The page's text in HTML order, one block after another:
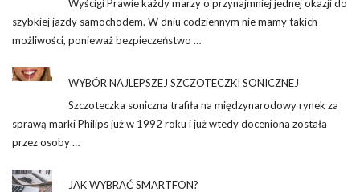
Wyścigi Prawie każdy marzy o przynajmniej jednej okazji do
szybkiej jazdy samochodem. W dniu codziennym nie mamy takich
możliwości, ponieważ bezpieczeństwo …
WYBÓR NAJLEPSZEJ SZCZOTECZKI SONICZNEJ
Szczoteczka soniczna trafiła na międzynarodowy rynek za
sprawą marki Philips już w 1992 roku i już wtedy doceniona została
przez osoby …
JAK WYBRAĆ SMARTFON?